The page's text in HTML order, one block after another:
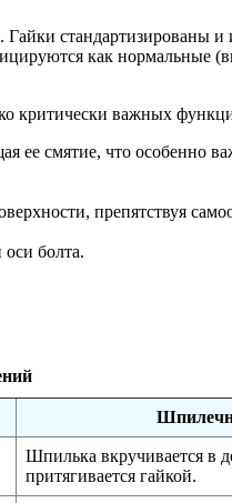
стандартизированы и
как нормальные
критически важных
ее смятие, что особенно
препятствуя
болта.
Шпилька вкручивается в
притягивается гайкой.